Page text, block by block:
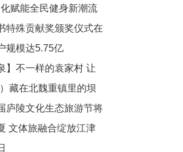
州古韵
化赋能全民健身新潮流
特殊贡献奖颁奖仪式在
规模达5.75亿
】不一样的袁家村 让
假自然进化
藏在北魏重镇里的坝
到生态园
庐陵文化生态旅游节将
文体旅融合绽放江津